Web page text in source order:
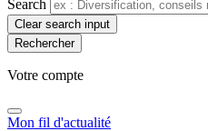
Search
Clear search input
Votre compte​
Mon fil d'actualité